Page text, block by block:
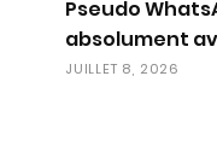
Pseudo
absolument
JUILLET 8, 2026